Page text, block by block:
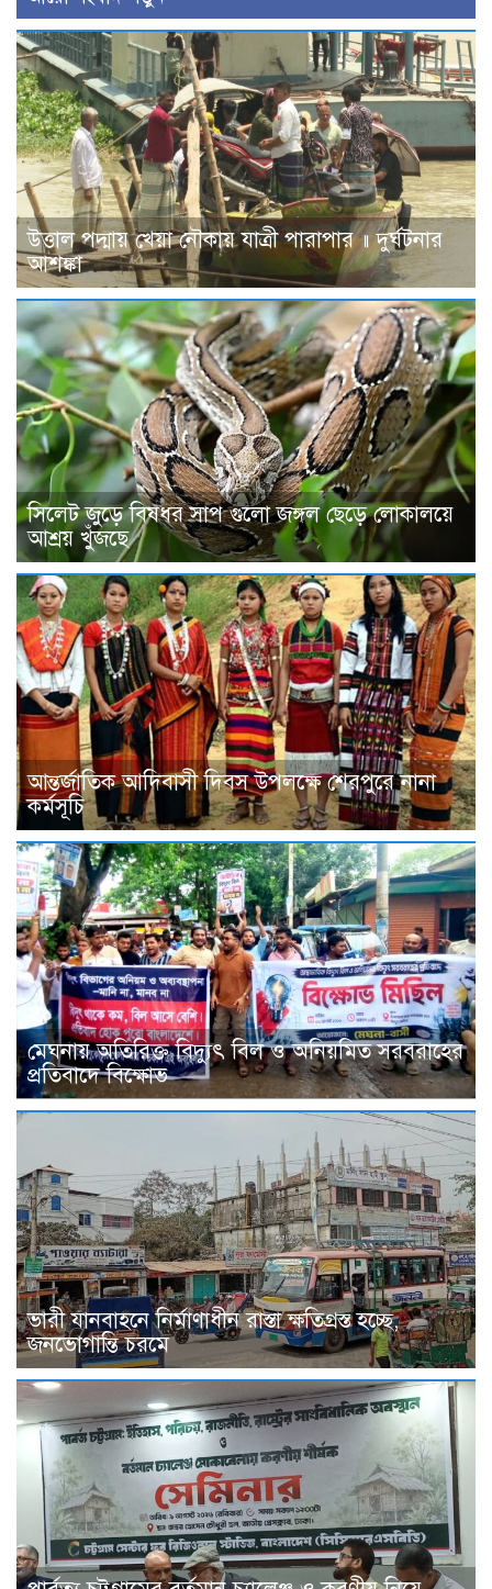
উত্তাল পদ্মায় খেয়া নৌকায় যাত্রী পারাপার ॥ দুর্ঘটনার
আশঙ্কা
সিলেট জুড়ে বিষধর সাপ গুলো জঙ্গল ছেড়ে লোকালয়ে
আশ্রয় খুঁজছে
আন্তর্জাতিক আদিবাসী দিবস উপলক্ষে শেরপুরে নানা
কর্মসূচি
মেঘনায় অতিরিক্ত বিদ্যুৎ বিল ও অনিয়মিত সরবরাহের
প্রতিবাদে বিক্ষোভ
ভারী যানবাহনে নির্মাণাধীন রাস্তা ক্ষতিগ্রস্ত হচ্ছে,
জনভোগান্তি চরমে